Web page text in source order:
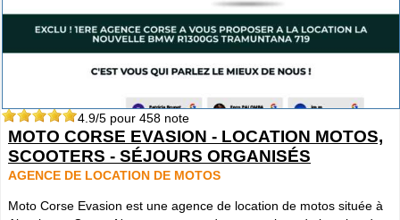
4.9/5 pour 458 note
MOTO CORSE EVASION - LOCATION MOTOS,
SCOOTERS - SÉJOURS ORGANISÉS
AGENCE DE LOCATION DE MOTOS
Moto Corse Evasion est une agence de location de motos située à